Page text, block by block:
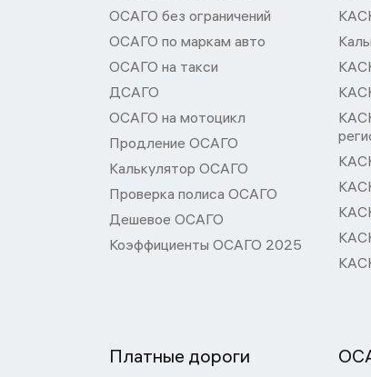
ОСАГО без ограничений
ОСАГО по маркам авто
ОСАГО на такси
ДСАГО
ОСАГО на мотоцикл
Продление ОСАГО
Калькулятор ОСАГО
Проверка полиса ОСАГО
Дешевое ОСАГО
Коэффициенты ОСАГО 2025
Платные дороги